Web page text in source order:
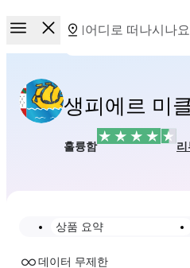
생피에르 미
훌륭함 리
상품 요약
데이터 무제한